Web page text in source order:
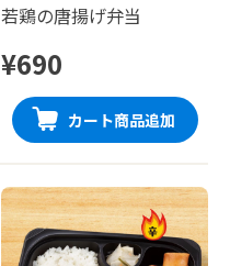
若鶏の唐揚げ弁当
¥690
カート商品追加